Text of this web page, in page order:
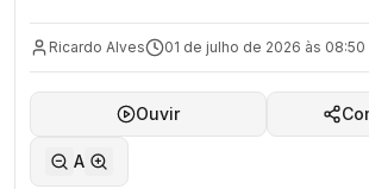
Ricardo Alves 01 de julho de 2026 às 08:50
Ouvir
A